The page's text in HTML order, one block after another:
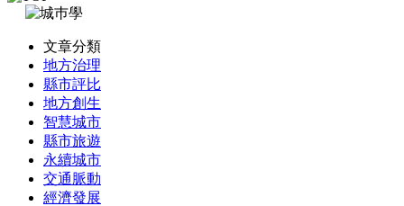
文章分類
地方治理
縣市評比
地方創生
智慧城市
縣市旅遊
永續城市
交通脈動
經濟發展